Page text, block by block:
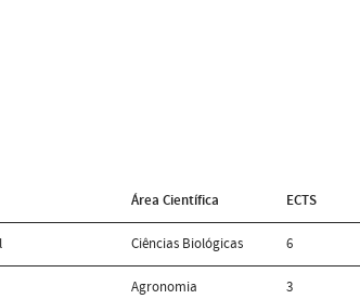
Área Científica ECTS
Ciências Biológicas 6
Agronomia 3